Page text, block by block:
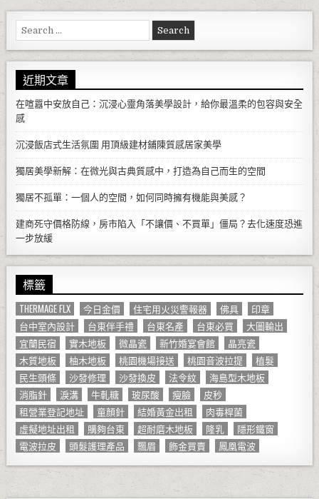
Search for:
近期文章
在喧囂中安放自己：沉浸心靈角落美學設計，給你最溫柔的包容與安全
感
沉浸飯店式生活氛圍 用頂級建材鋪陳質感居家美學
獨居美學新解：在微光與古典質感中，打造為自己而生的空間
獨居不孤單：一個人的空間，如何同時擁有機能與美感？
建商死守價格防線，房市陷入「不讓價、不買單」僵局？去化速度恐進
一步放緩
標籤
THERMAGE FLX 今日金價 住宅用火災警報器 佛具
印章
台中室內設計
台東伴手禮 台東名產 台東必買
大圖輸出
宜蘭民宿
實木地板 微晶瓷 新竹婚宴會館
晶亮瓷
木質地板
柚木地板 桃園機場接送 桃園音波拉提
植髮
民生頭條
沙發修理 沙發換皮 法令紋
海島型木地板
消脂針
淚溝 牛軋糖 玻尿酸 瘦臉
皮秒
租營業登記地址
童顏針 結婚黃金出租
肉毒桿菌
虛擬地址出租
購夠台東 超耐磨木地板 隆乳
隱形鐵窗
電波拉皮
頭髮護理產品 飄眉 飾金買賣 鳳凰電波